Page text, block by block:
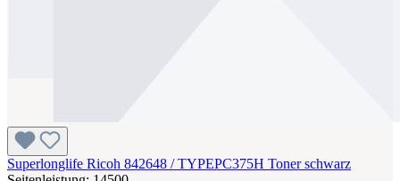
Superlonglife Ricoh 842648 / TYPEPC375H Toner schwarz